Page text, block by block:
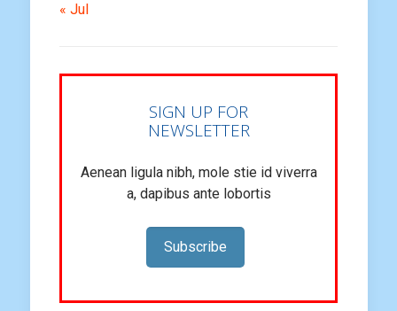
« Jul
SIGN UP FOR
NEWSLETTER
Aenean ligula nibh, mole stie id viverra
a, dapibus ante lobortis
Subscribe